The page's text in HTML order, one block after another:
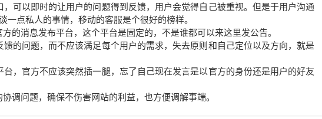
可以即时的让用户的问题得到反馈，用户会觉得自己被重视。但是于用户沟通
点私人的事情，移动的客服是个很好的榜样。
的消息发布平台，这个平台是固定的，不是谁都可以来这里发公告。
的问题，而不应该满足每个用户的需求，失去原则和自己定位以及方向，就是
，官方不应该突然插一腿，忘了自己现在发言是以官方的身份还是用户的好友
调问题，确保不伤害网站的利益，也方便调解事端。